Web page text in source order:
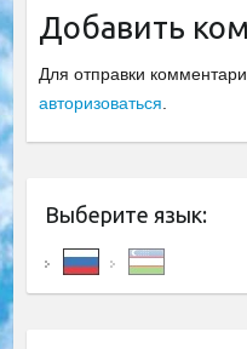
Добавить
Для отправки
авторизоваться
Выберите язык: